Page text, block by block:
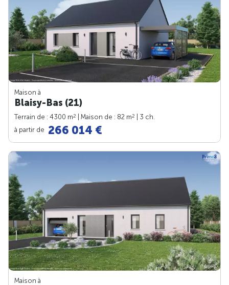
Maison à
Blaisy-Bas (21)
Terrain de : 4300 m2 | Maison de : 82 m2
| 3 ch.
à partir de 266 014 €
Maison à